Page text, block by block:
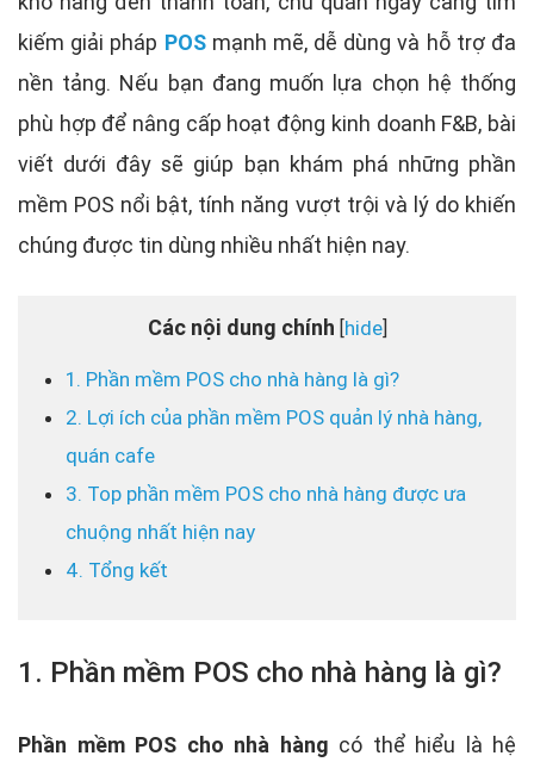
kiếm giải pháp POSmạnh mẽ, dễ dùng và hỗ trợ đa
nền tảng. Nếu bạn đang muốn lựa chọn hệ thống
phù hợp để nâng cấp hoạt động kinh doanh F&B, bài
viết dưới đây sẽ giúp bạn khám phá những phần
mềm POS nổi bật, tính năng vượt trội và lý do khiến
chúng được tin dùng nhiều nhất hiện nay.
Các nội dung chính [hide]
1. Phần mềm POS cho nhà hàng là gì?
2. Lợi ích của phần mềm POS quản lý nhà hàng,
quán cafe
3. Top phần mềm POS cho nhà hàng được ưa
chuộng nhất hiện nay
4. Tổng kết
1. Phần mềm POS cho nhà hàng là gì?
Phần mềm POS cho nhà hàng có thể hiểu là hệ